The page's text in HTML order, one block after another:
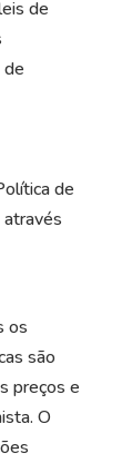
de
de
os
são
preços e
O